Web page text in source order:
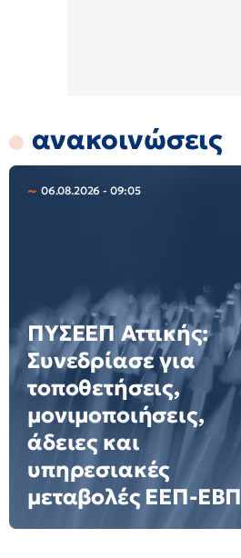
ανακοινώσεις
06.08.2026 - 09:05
ΠΥΣΕΕΠ Αττικής:
Συνεδρίασε για
τοποθετήσεις,
μονιμοποιήσεις,
άδειες και
υπηρεσιακές
μεταβολές ΕΕΠ-ΕΒΠ